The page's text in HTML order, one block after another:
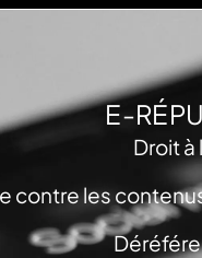
E-
Droit
contre les